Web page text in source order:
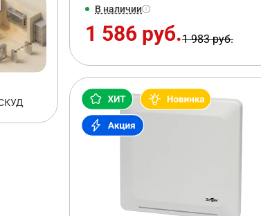
В наличии
1 586 руб.1 983 руб.